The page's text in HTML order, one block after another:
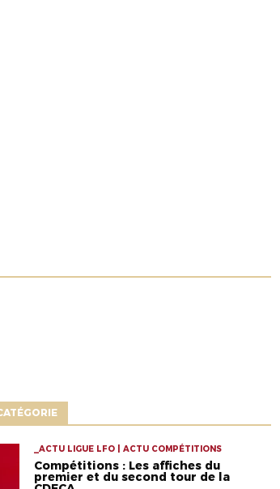
_ACTU LIGUE LFO | ACTU COMPÉTITIONS
Compétitions : Les affiches du
premier et du second tour de la